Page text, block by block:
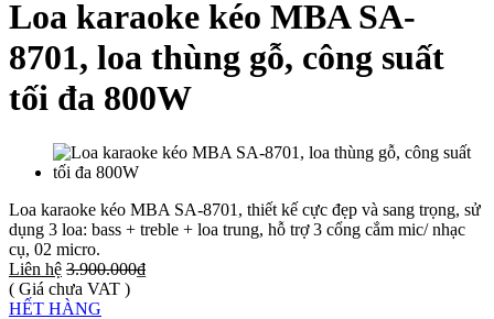
Loa karaoke kéo MBA SA-
8701, loa thùng gỗ, công suất
tối đa 800W
Loa karaoke kéo MBA SA-8701, thiết kế cực đẹp và sang trọng, sử
dụng 3 loa: bass + treble + loa trung, hỗ trợ 3 cổng cắm mic/ nhạc
cụ, 02 micro.
Liên hệ 3.900.000₫
( Giá chưa VAT )
HẾT HÀNG